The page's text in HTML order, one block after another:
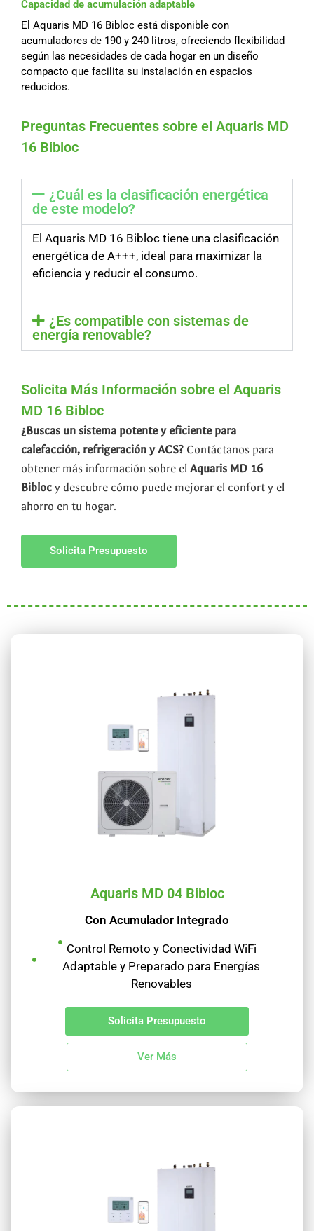
Capacidad de acumulación adaptable
El Aquaris MD 16 Bibloc está disponible con
acumuladores de 190 y 240 litros, ofreciendo flexibilidad
según las necesidades de cada hogar en un diseño
compacto que facilita su instalación en espacios
reducidos.
Preguntas Frecuentes sobre el Aquaris MD
16 Bibloc
¿Cuál es la clasificación energética
de este modelo?
El Aquaris MD 16 Bibloc tiene una clasificación
energética de A+++, ideal para maximizar la
eficiencia y reducir el consumo.
¿Es compatible con sistemas de
energía renovable?
Solicita Más Información sobre el Aquaris
MD 16 Bibloc
¿Buscas un sistema potente y eficiente para
calefacción, refrigeración y ACS? Contáctanos para
obtener más información sobre el Aquaris MD 16
Bibloc y descubre cómo puede mejorar el confort y el
ahorro en tu hogar.
Solicita Presupuesto
Aquaris MD 04 Bibloc
Con Acumulador Integrado
Control Remoto y Conectividad WiFi
Adaptable y Preparado para Energías
Renovables
Solicita Presupuesto
Ver Más